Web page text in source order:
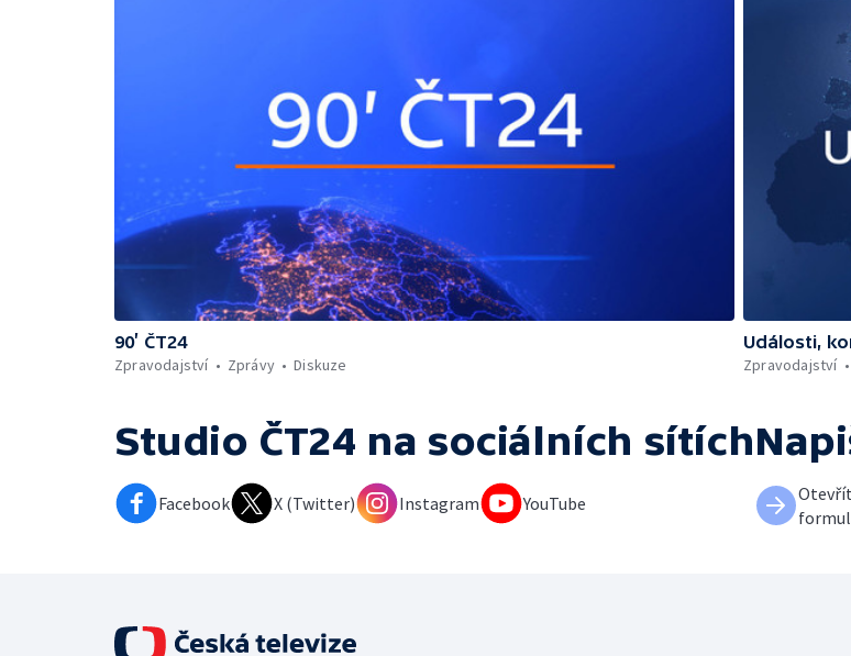
90’ ČT24
Zpravodajství
Zprávy Diskuze
Události,
Zpravodajství
Studio ČT24 na sociálních sítích
Facebook X (Twitter) Instagram YouTube